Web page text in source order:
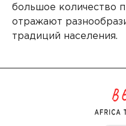
большое количество
отражают
традиций населения.